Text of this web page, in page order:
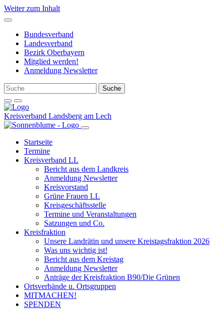
Weiter zum Inhalt
Bundesverband
Landesverband
Bezirk Oberbayern
Mitglied werden!
Anmeldung Newsletter
Kreisverband Landsberg am Lech
Startseite
Termine
Kreisverband LL
Bericht aus dem Landkreis
Anmeldung Newsletter
Kreisvorstand
Grüne Frauen LL
Kreisgeschäftsstelle
Termine und Veranstaltungen
Satzungen und Co.
Kreisfraktion
Unsere Landrätin und unsere Kreistagsfraktion 2026
Was uns wichtig ist!
Bericht aus dem Kreistag
Anmeldung Newsletter
Anträge der Kreisfraktion B90/Die Grünen
Ortsverbände u. Ortsgruppen
MITMACHEN!
SPENDEN